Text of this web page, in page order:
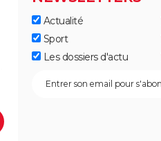
Actualité
Sport
Les dossiers d'actu